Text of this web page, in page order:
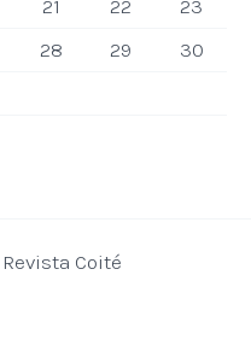
21 22
23
28 29
30
Coité